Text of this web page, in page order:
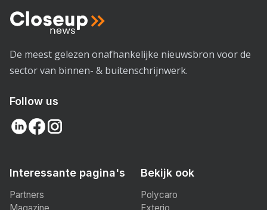
De meest gelezen onafhankelijke nieuwsbron voor de
sector van binnen- & buitenschrijnwerk.
Follow us
Interessante pagina's
Partners
Bekijk ook
Polycaro